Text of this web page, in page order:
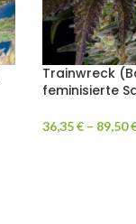
Trainwreck
feminisierte
36,35€ – 89,50